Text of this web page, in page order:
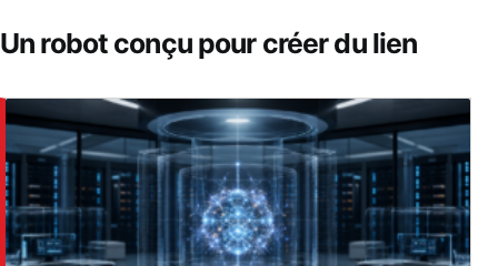
Un robot conçu pour créer du lien